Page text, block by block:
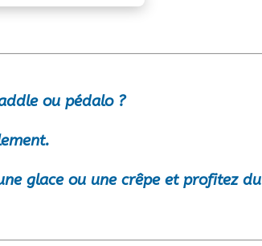
oupédalo?
glace ou une crêpe et profitez